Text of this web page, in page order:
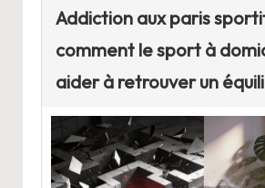
Addiction aux paris
comment le sport à
aider à retrouver un